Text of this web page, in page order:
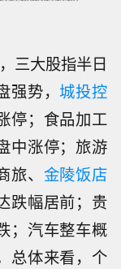
三大股指半日
势， 城投控
停；食品加工
中涨停；旅游
旅、 金陵饭店
跌幅居前；贵
；汽车整车概
总体来看，个